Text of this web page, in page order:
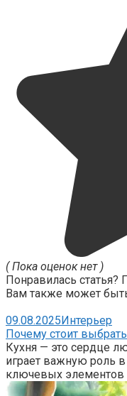
( Пока оценок нет )
Понравилась статья?
Вам также может
09.08.2025Интерьер
Почему стоит
Кухня — это сердце
играет важную роль
ключевых элементов